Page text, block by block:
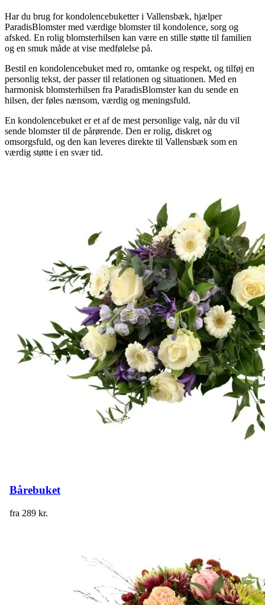
Har du brug for kondolencebuketter i Vallensbæk, hjælper
ParadisBlomster med værdige blomster til kondolence, sorg og
afsked. En rolig blomsterhilsen kan være en stille støtte til familien
og en smuk måde at vise medfølelse på.
Bestil en kondolencebuket med ro, omtanke og respekt, og tilføj en
personlig tekst, der passer til relationen og situationen. Med en
harmonisk blomsterhilsen fra ParadisBlomster kan du sende en
hilsen, der føles nænsom, værdig og meningsfuld.
En kondolencebuket er et af de mest personlige valg, når du vil
sende blomster til de pårørende. Den er rolig, diskret og
omsorgsfuld, og den kan leveres direkte til Vallensbæk som en
værdig støtte i en svær tid.
Bårebuket
fra 289 kr.